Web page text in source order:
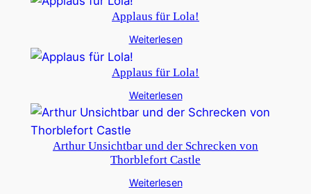
Applaus für Lola!
Weiterlesen
Applaus für Lola!
Weiterlesen
Arthur Unsichtbar und der Schrecken von
Thorblefort Castle
Weiterlesen